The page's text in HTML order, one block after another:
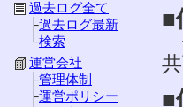
過去ログ全て
├過去ログ最新
└検索
運営会社
├管理体制
├運営ポリシー
■
■